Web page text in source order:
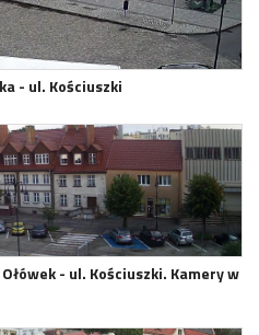
- ul. Kościuszki
- ul. Kościuszki. Kamery w